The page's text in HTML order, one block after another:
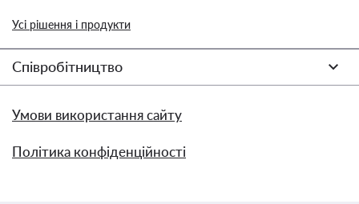
Усі рішення і продукти
Співробітництво
Умови використання сайту
Політика конфіденційності